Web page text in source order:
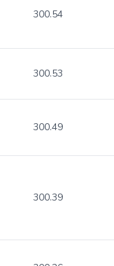
300.54
300.53
300.49
300.39